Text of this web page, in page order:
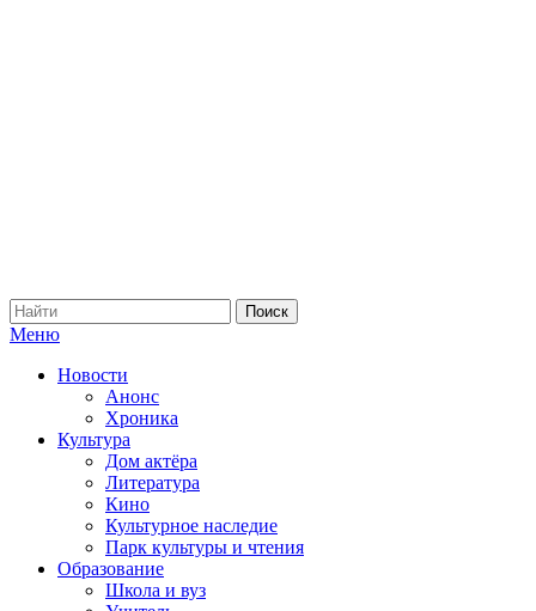
Меню
Новости
Анонс
Хроника
Культура
Дом актёра
Литература
Кино
Культурное наследие
Парк культуры и чтения
Образование
Школа и вуз